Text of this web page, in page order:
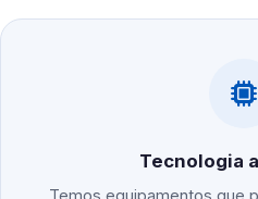
Tecnologia
Temos equipamentos que